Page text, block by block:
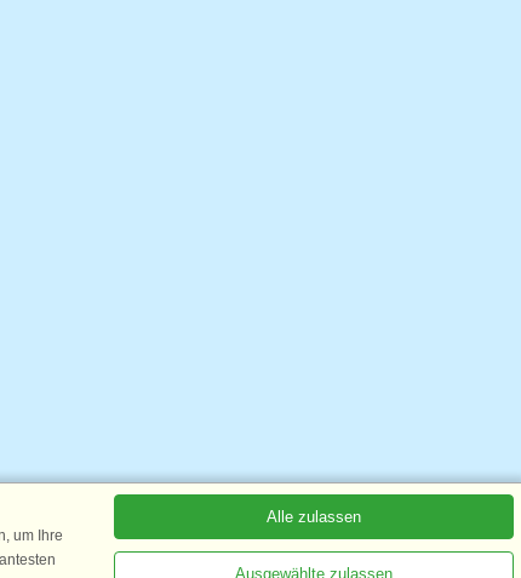
um Ihre
Alle zulassen
Ausgewählte zulassen